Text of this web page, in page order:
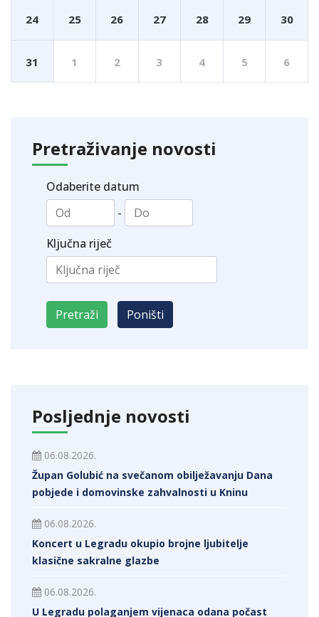
24 25 26 27 28 29 30
31 1 2 3 4 5 6
Pretraživanje novosti
Odaberite datum
-
Ključna riječ
Posljednje novosti
06.08.2026.
Župan Golubić na svečanom obilježavanju Dana
pobjede i domovinske zahvalnosti u Kninu
06.08.2026.
Koncert u Legradu okupio brojne ljubitelje
klasične sakralne glazbe
06.08.2026.
U Legradu polaganjem vijenaca odana počast